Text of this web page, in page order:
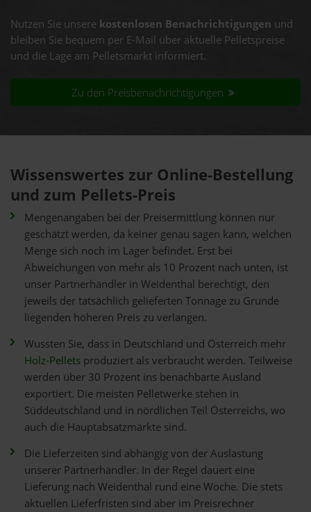
Nutzen Sie unsere kostenlosen Benachrichtigungen und
bleiben Sie bequem per E-Mail über aktuelle Pelletspreise
und die Lage am Pelletsmarkt informiert.
Zu den Preisbenachrichtigungen
Wissenswertes zur Online-Bestellung
und zum Pellets-Preis
Mengenangaben bei der Preisermittlung können nur
geschätzt werden, da keiner genau sagen kann, welchen
Menge sich noch im Lager befindet. Erst bei
Abweichungen von mehr als 10 Prozent nach unten, ist
unser Partnerhändler in Weidenthal berechtigt, den
jeweils der tatsächlich gelieferten Tonnage zu Grunde
liegenden höheren Preis zu verlangen.
Wussten Sie, dass in Deutschland und Österreich mehr
Holz-Pellets produziert als verbraucht werden. Teilweise
werden über 30 Prozent ins benachbarte Ausland
exportiert. Die meisten Pelletwerke stehen in
Süddeutschland und in nördlichen Teil Österreichs, wo
auch die Hauptabsatzmärkte sind.
Die Lieferzeiten sind abhängig von der Auslastung
unserer Partnerhändler. In der Regel dauert eine
Lieferung nach Weidenthal rund eine Woche. Die stets
aktuellen Lieferfristen sind aber im Preisrechner